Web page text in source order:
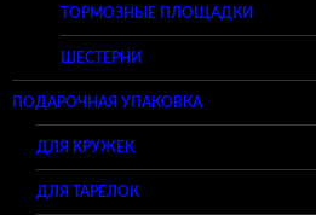
ТОРМОЗНЫЕ ПЛОЩАДКИ
ШЕСТЕРНИ
ПОДАРОЧНАЯ УПАКОВКА
ДЛЯ КРУЖЕК
ДЛЯ ТАРЕЛОК